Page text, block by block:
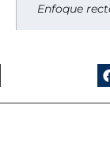
Enfoque